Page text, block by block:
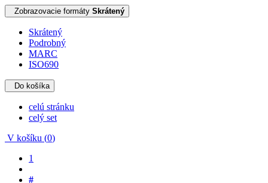
Zobrazovacie formáty Skrátený
Skrátený
Podrobný
MARC
ISO690
Do košíka
celú stránku
celý set
V košíku (0)
1
#